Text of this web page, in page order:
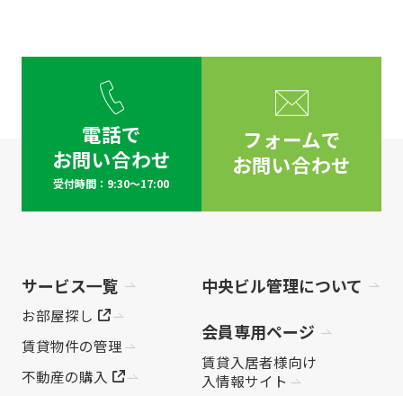
電話で
お問い合わせ
受付時間：9:30～17:00
フォームで
お問い合わせ
サービス一覧
お部屋探し
賃貸物件の管理
不動産の購入
中央ビル管理について
会員専用ページ
賃貸入居者様向け
入情報サイト